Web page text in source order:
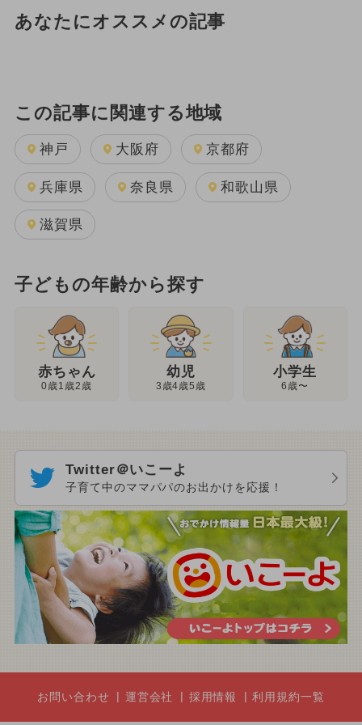
あなたにオススメの記事
この記事に関連する地域
神戸 大阪府 京都府
兵庫県 奈良県 和歌山県
滋賀県
子どもの年齢から探す
赤ちゃん
0歳1歳2歳
幼児
3歳4歳5歳
小学生
6歳〜
Twitter＠いこーよ
子育て中のママパパのお出かけを応援！
お問い合わせ 運営会社 採用情報 利用規約一覧